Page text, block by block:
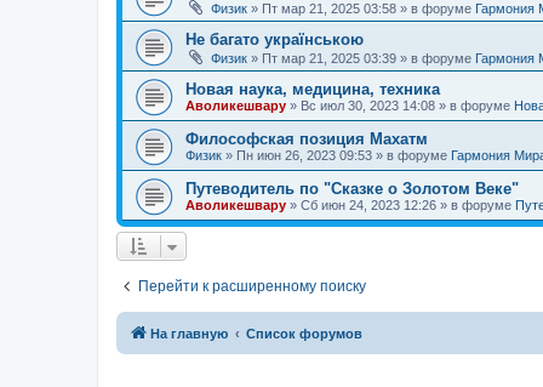
Физик » Пт мар 21, 2025 03:58 » в форуме Гармония
Не багато українською
Физик » Пт мар 21, 2025 03:39 » в форуме Гармония
Новая наука, медицина, техника
Аволикешвару » Вс июл 30, 2023 14:08 » в форуме
Философская позиция Махатм
Физик » Пн июн 26, 2023 09:53 » в форуме Гармония
Путеводитель по "Сказке о Золотом Веке"
Аволикешвару » Сб июн 24, 2023 12:26 » в форуме
Перейти к расширенному поиску
На главную Список форумов